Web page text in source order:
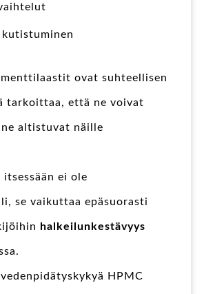
kutistuminen
ovat suhteellisen
tarkoittaa, että ne voivat
altistuvat näille
itsessään ei ole
se vaikuttaa epäsuorasti
halkeilunkestävyys
HPMC